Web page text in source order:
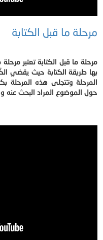
مرحلة ما قبل الكتابة
مرحلة ما قبل الكتابة تعتبر
المرحلة وتتجلى هذه المرحلة
حول الموضوع المراد البحث عنه